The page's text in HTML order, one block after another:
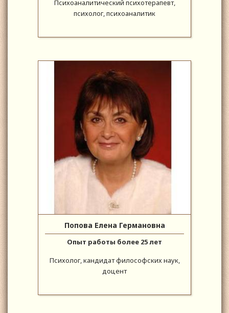
Психоаналитический психотерапевт,
психолог, психоаналитик
Попова Елена Германовна
Опыт работы более 25 лет
Психолог, кандидат философских наук,
доцент